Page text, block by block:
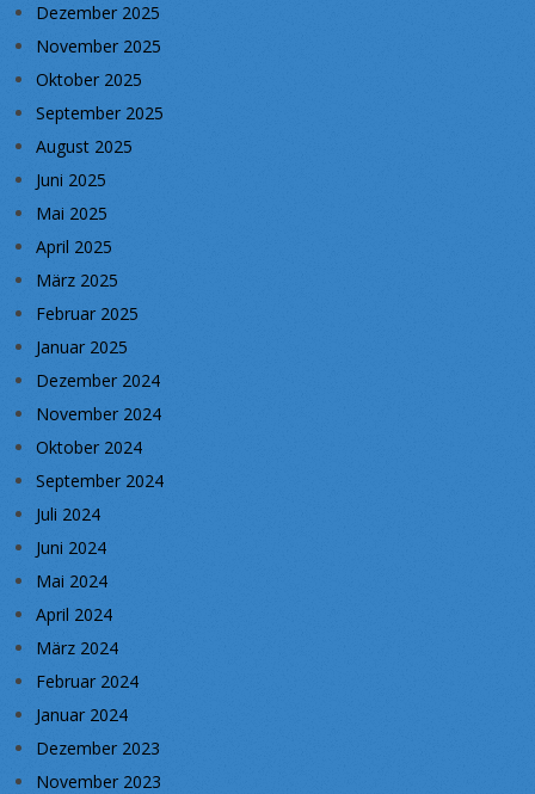
Dezember 2025
November 2025
Oktober 2025
September 2025
August 2025
Juni 2025
Mai 2025
April 2025
März 2025
Februar 2025
Januar 2025
Dezember 2024
November 2024
Oktober 2024
September 2024
Juli 2024
Juni 2024
Mai 2024
April 2024
März 2024
Februar 2024
Januar 2024
Dezember 2023
November 2023